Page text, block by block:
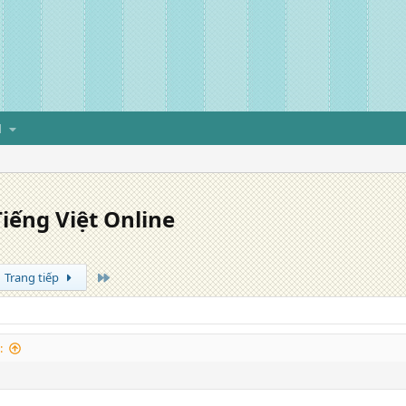
Việt Online
Trang tiếp Trang cuối